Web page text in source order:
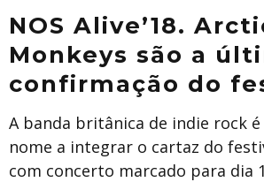
NOS Alive’18.
Monkeys são a
confirmação do
A banda britânica de indie rock
nome a integrar o cartaz do
com concerto marcado para dia